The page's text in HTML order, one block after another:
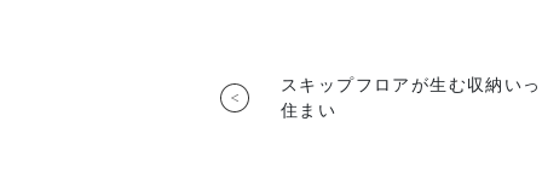
スキップフロアが生む収納い
住まい